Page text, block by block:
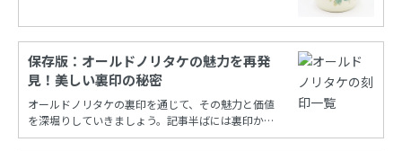
保存版：オールドノリタケの魅力を再発
見！美しい裏印の秘密
オールドノリタケの裏印を通じて、その魅力と価値
を深堀りしていきましょう。記事半ばには裏印から
年代を調べることができる保存版一覧もあります！